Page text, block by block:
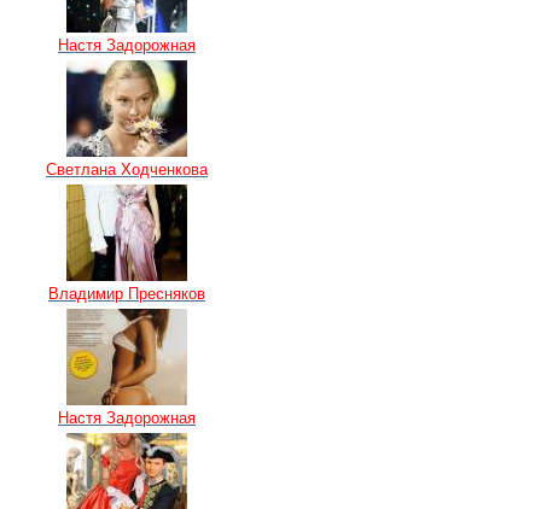
Настя Задорожная
Светлана Ходченкова
Владимир Пресняков
Настя Задорожная